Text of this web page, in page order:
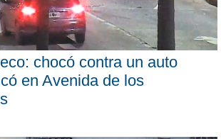
chocó contra un auto
en Avenida de los